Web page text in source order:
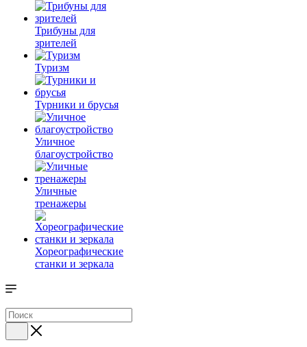
Трибуны для
зрителей
Туризм
Турники и брусья
Уличное
благоустройство
Уличные
тренажеры
Хореографические
станки и зеркала